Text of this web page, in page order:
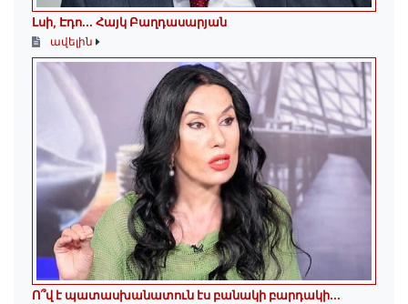
Լսի, Էդո․․․ Հայկ Բաղդասարյան
ավելին
Ո՞վ է պատասխանատուն էս բանակի բարդակի․․․